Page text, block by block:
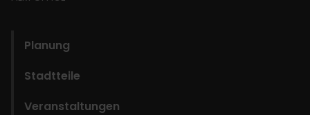
Planung
Stadtteile
Veranstaltungen